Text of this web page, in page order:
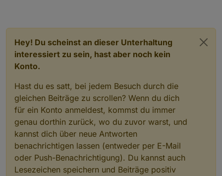
Hey! Du scheinst an dieser Unterhaltung
interessiert zu sein, hast aber noch kein
Konto.
Hast du es satt, bei jedem Besuch durch die
gleichen Beiträge zu scrollen? Wenn du dich
für ein Konto anmeldest, kommst du immer
genau dorthin zurück, wo du zuvor warst, und
kannst dich über neue Antworten
benachrichtigen lassen (entweder per E-Mail
oder Push-Benachrichtigung). Du kannst auch
Lesezeichen speichern und Beiträge positiv